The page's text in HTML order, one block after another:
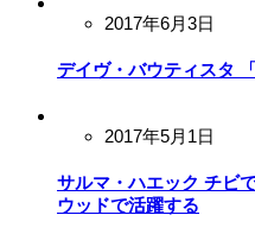
2017年6月3日
デイヴ・バウティスタ
2017年5月1日
サルマ・ハエック チビ
ウッドで活躍する